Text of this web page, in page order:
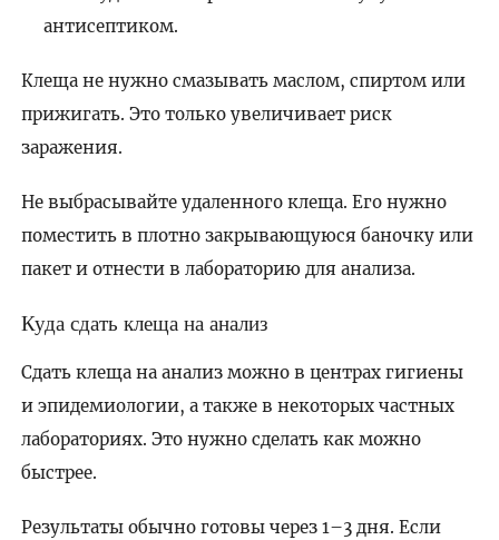
антисептиком.
Клеща не нужно смазывать маслом, спиртом или
прижигать. Это только увеличивает риск
заражения.
Не выбрасывайте удаленного клеща. Его нужно
поместить в плотно закрывающуюся баночку или
пакет и отнести в лабораторию для анализа.
Куда сдать клеща на анализ
Сдать клеща на анализ можно в центрах гигиены
и эпидемиологии, а также в некоторых частных
лабораториях. Это нужно сделать как можно
быстрее.
Результаты обычно готовы через 1–3 дня. Если